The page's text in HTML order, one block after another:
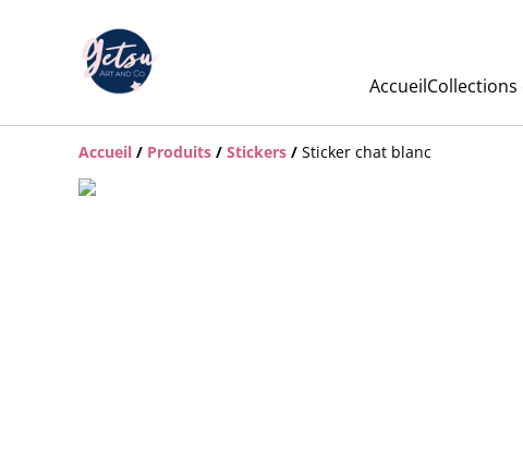
Accueil
Accueil / Produits / Stickers / Sticker chat blanc